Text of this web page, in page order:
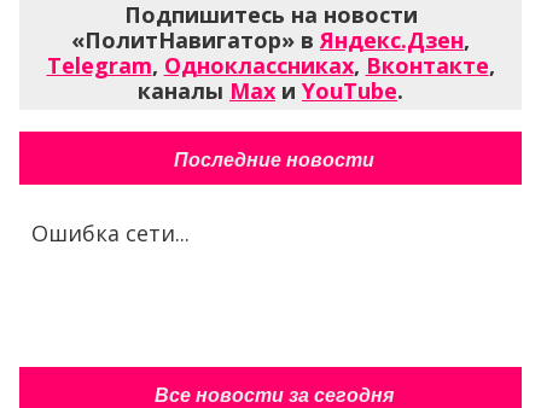
Подпишитесь на новости
«ПолитНавигатор» вЯндекс.Дзен,
Telegram, Одноклассниках, Вконтакте,
каналы Max и YouTube.
Последние новости
Ошибка сети...
Все новости за сегодня